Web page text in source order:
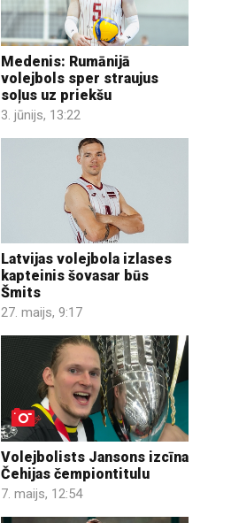
Medenis: Rumānijā
volejbols sper straujus
soļus uz priekšu
3. jūnijs, 13:22
Latvijas volejbola izlases
kapteinis šovasar būs
Šmits
27. maijs, 9:17
Volejbolists Jansons izcīna
Čehijas čempiontitulu
7. maijs, 12:54